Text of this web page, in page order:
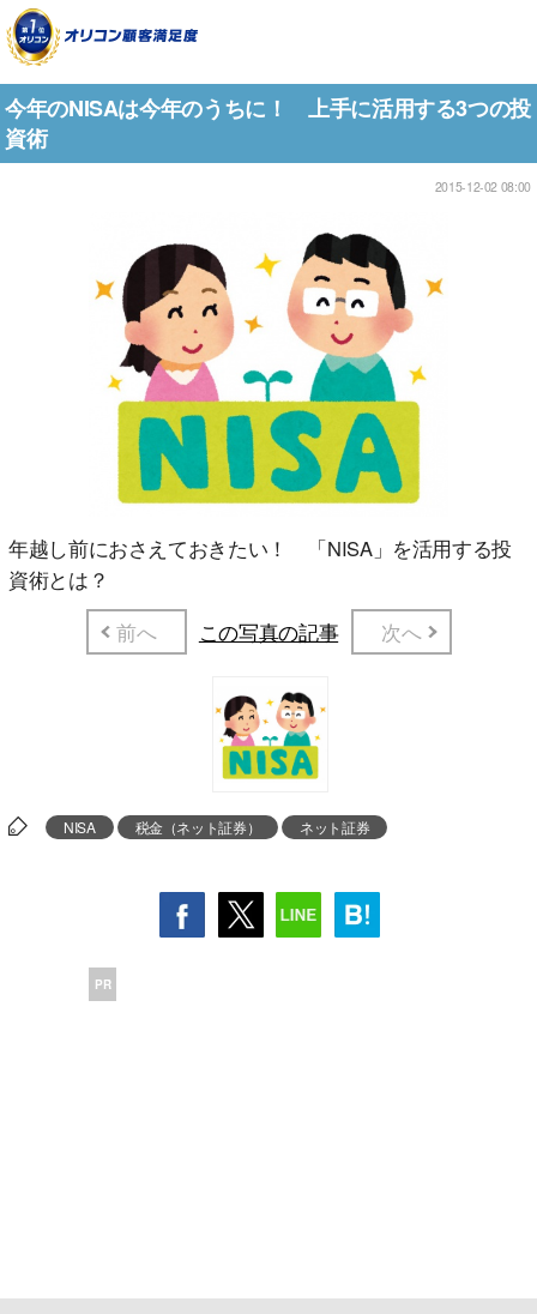
今年のNISAは今年のうちに！ 上手に活用する3つの投
資術
2015-12-02 08:00
年越し前におさえておきたい！ 「NISA」を活用する投
資術とは？
前へ
この写真の記事 次へ
NISA 税金（ネット証券） ネット証券
PR